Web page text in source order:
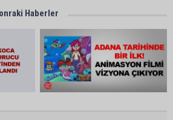
Haberler